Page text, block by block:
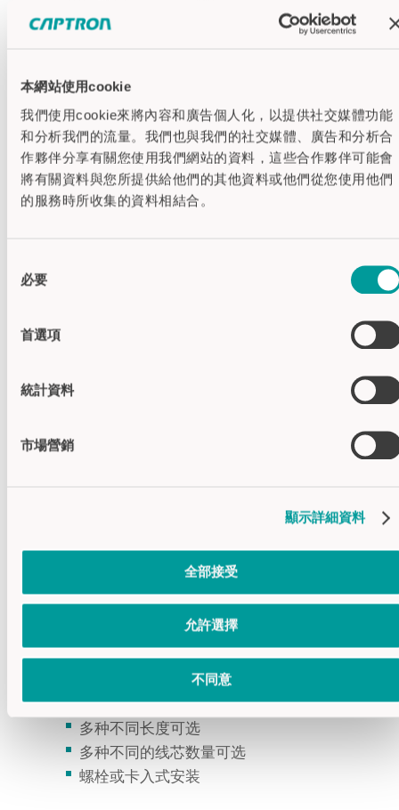
本網站使用cookie
我們使用cookie來將內容和廣告個人化，以提供社交媒體功能
和分析我們的流量。我們也與我們的社交媒體、廣告和分析合
作夥伴分享有關您使用我們網站的資料，這些合作夥伴可能會
將有關資料與您所提供給他們的其他資料或他們從您使用他們
的服務時所收集的資料相結合。
必要
首選項
統計資料
市場營銷
顯示詳細資料
全部接受
允許選擇
不同意
NPN-NO
继电器（可选）
工作温度
-30°C…+70°C
外壳材料
铝制(AL)
传感器材质
聚碳酸酯(PC)
直头和弯头的连接器可选
多种不同长度可选
多种不同的线芯数量可选
螺栓或卡入式安装